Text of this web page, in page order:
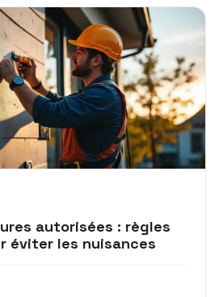
autorisées : règles
éviter les nuisances